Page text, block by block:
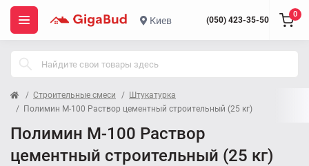
Киев (050) 423-35-50
0
Строительные смеси
Штукатурка
Полимин М-100 Раствор цементный строительный (25 кг)
Полимин М-100 Раствор
цементный строительный (25 кг)